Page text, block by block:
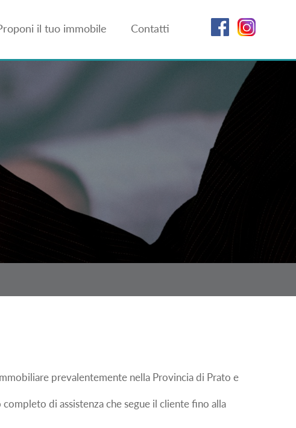
il tuo immobile Contatti
prevalentemente nella Provincia di Prato e
di assistenza che segue il cliente fino alla